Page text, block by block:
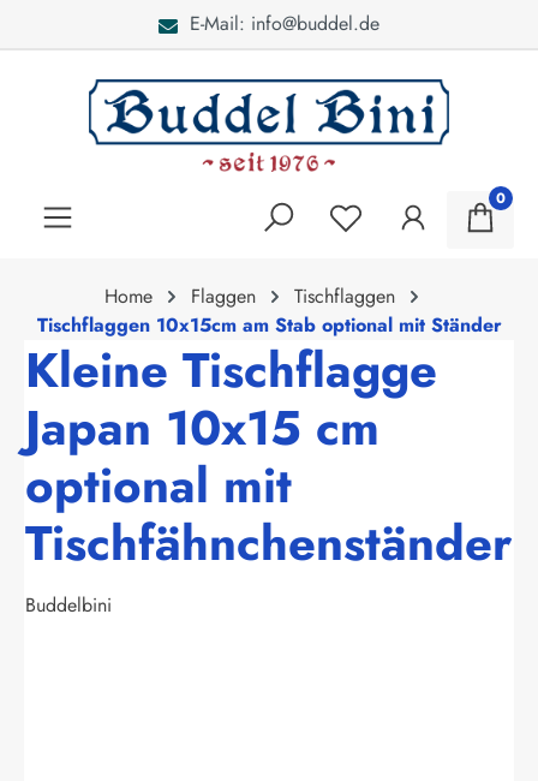
E-Mail: info@buddel.de
0
Home Flaggen
Tischflaggen
Tischflaggen 10x15cm am Stab optional mit Ständer
Kleine Tischflagge
Japan 10x15 cm
optional mit
Tischfähnchenständer
Buddelbini